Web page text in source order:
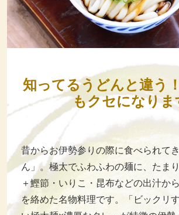
知ってるうどんと違う
もクセになりま
昔からお伊勢参りの際に食べられて
ん」。極太でふわふわの麺に、たま
＋鰹節・いりこ・昆布などの出汁か
を絡めた名物料理です。「ビックリ